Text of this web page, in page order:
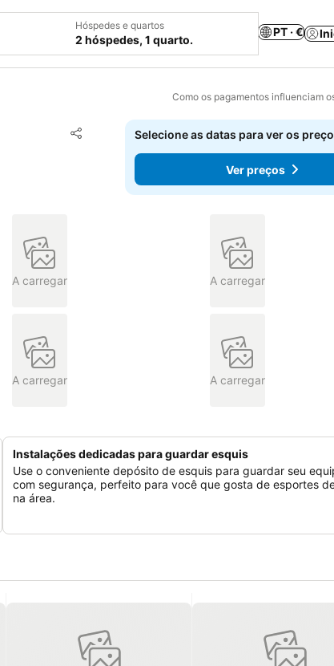
Hóspedes e quartos
2 hóspedes, 1 quarto.
PT · €
Como os pagamentos influenciam
Partilhar
Adicionar aos favoritos
Selecione as datas para ver os
Ver preços
A carregar A carregar
A carregar A carregar
Instalações dedicadas para guardar esquis
Use o conveniente depósito de esquis para guardar seu
com segurança, perfeito para você que gosta de esportes
na área.